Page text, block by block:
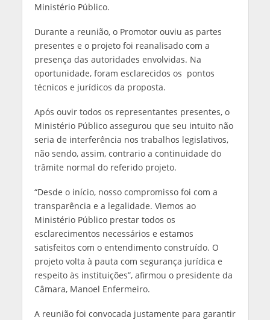
Ministério Público.
Durante a reunião, o Promotor ouviu as partes
presentes e o projeto foi reanalisado com a
presença das autoridades envolvidas. Na
oportunidade, foram esclarecidos os pontos
técnicos e jurídicos da proposta.
Após ouvir todos os representantes presentes, o
Ministério Público assegurou que seu intuito não
seria de interferência nos trabalhos legislativos,
não sendo, assim, contrario a continuidade do
trâmite normal do referido projeto.
“Desde o início, nosso compromisso foi com a
transparência e a legalidade. Viemos ao
Ministério Público prestar todos os
esclarecimentos necessários e estamos
satisfeitos com o entendimento construído. O
projeto volta à pauta com segurança jurídica e
respeito às instituições”, afirmou o presidente da
Câmara, Manoel Enfermeiro.
A reunião foi convocada justamente para garantir